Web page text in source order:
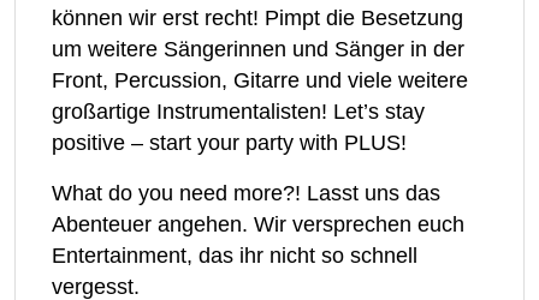
können wir erst recht! Pimpt die Besetzung
um weitere Sängerinnen und Sänger in der
Front, Percussion, Gitarre und viele weitere
großartige Instrumentalisten! Let’s stay
positive – start your party with PLUS!
What do you need more?! Lasst uns das
Abenteuer angehen. Wir versprechen euch
Entertainment, das ihr nicht so schnell
vergesst.